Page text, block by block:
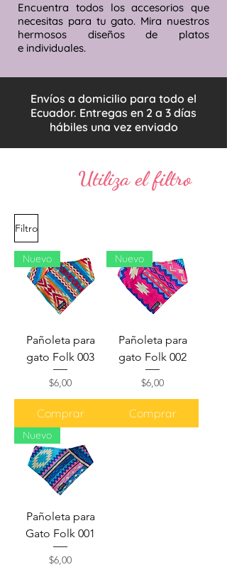
Encuentra todos los accesorios que
necesitas para tu gato. Mira nuestros
hermosos diseños de platos
e individuales.
Envíos a domicilio para todo el
Ecuador. Entregas en 2 a 3 días
hábiles una vez enviado
Utiliza el filtro
Filtro
Nuevo
Pañoleta para
gato Folk 003
Precio
$6,00
Comprar
Nuevo
Pañoleta para
gato Folk 002
Precio
$6,00
Comprar
Nuevo
Pañoleta para
Gato Folk 001
Precio
$6,00